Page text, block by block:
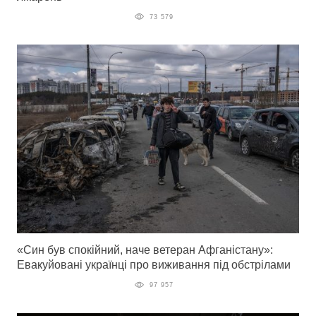
73 579
«Син був спокійний, наче ветеран Афганістану»:
Евакуйовані українці про виживання під обстрілами
97 957